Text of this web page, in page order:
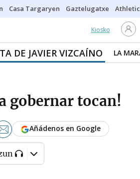
Casa Targaryen Gaztelugatxe Athletic
Kiosko
DE JAVIER VIZCAÍNO LA
gobernar tocan!
Añádenos en Google